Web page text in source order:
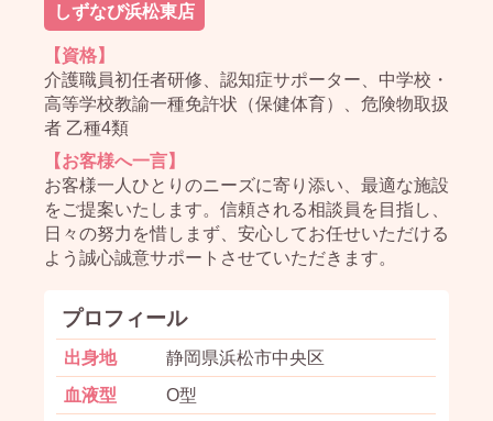
しずなび浜松東店
【資格】
介護職員初任者研修、認知症サポーター、中学校・
高等学校教諭一種免許状（保健体育）、危険物取扱
者 乙種4類
【お客様へ一言】
お客様一人ひとりのニーズに寄り添い、最適な施設
をご提案いたします。信頼される相談員を目指し、
日々の努力を惜しまず、安心してお任せいただける
よう誠心誠意サポートさせていただきます。
プロフィール
出身地
静岡県浜松市中央区
血液型
O型